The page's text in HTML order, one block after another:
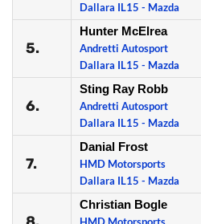
Dallara IL15 - Mazda
5.
Hunter McElrea
Andretti Autosport
Dallara IL15 - Mazda
6.
Sting Ray Robb
Andretti Autosport
Dallara IL15 - Mazda
7.
Danial Frost
HMD Motorsports
Dallara IL15 - Mazda
Christian Bogle